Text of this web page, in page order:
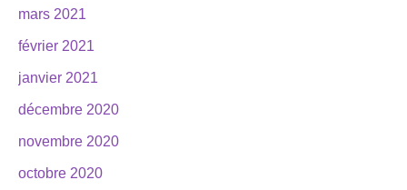
mars 2021
février 2021
janvier 2021
décembre 2020
novembre 2020
octobre 2020